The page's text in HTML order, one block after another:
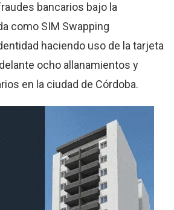
bancarios bajo la
como SIM Swapping
haciendo uso de la tarjeta
ocho allanamientos y
en la ciudad de Córdoba.